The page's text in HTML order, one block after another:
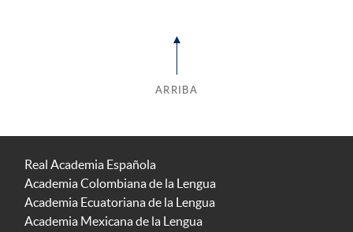
ARRIBA
Real Academia Española
Academia Colombiana de la Lengua
Academia Ecuatoriana de la Lengua
Academia Mexicana de la Lengua